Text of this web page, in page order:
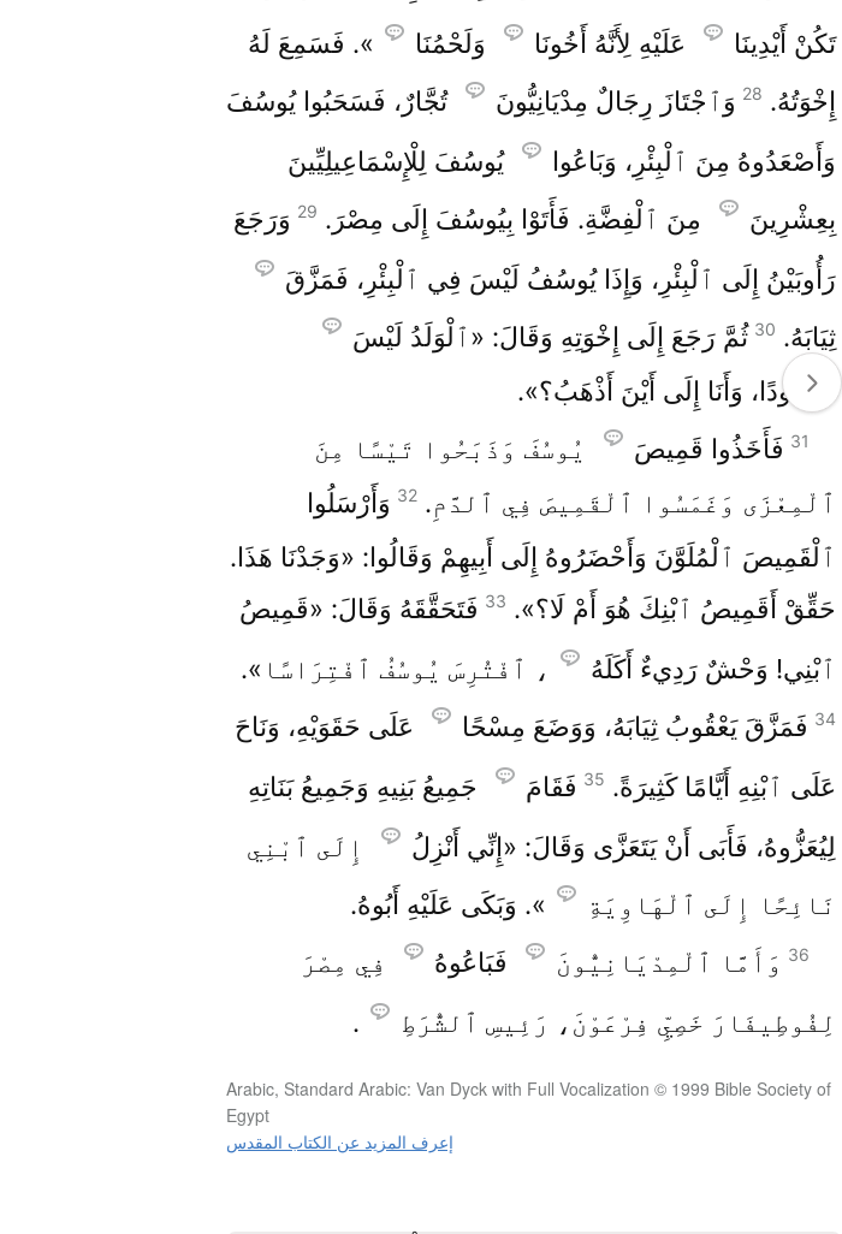
تَكُنْ أَيْدِينَا
عَلَيْهِ لِأَنَّهُ أَخُونَا وَلَحْمُنَا
». فَسَمِعَ لَهُ
إِخْوَتُهُ. 28 وَٱجْتَازَ رِجَالٌ مِدْيَانِيُّونَ
تُجَّارٌ، فَسَحَبُوا يُوسُفَ
وَأَصْعَدُوهُ مِنَ ٱلْبِئْرِ، وَبَاعُوا
يُوسُفَ لِلْإِسْمَاعِيلِيِّينَ
بِعِشْرِينَ
مِنَ ٱلْفِضَّةِ. فَأَتَوْا بِيُوسُفَ إِلَى مِصْرَ. 29 وَرَجَعَ
رَأُوبَيْنُ إِلَى ٱلْبِئْرِ، وَإِذَا يُوسُفُ لَيْسَ فِي ٱلْبِئْرِ، فَمَزَّقَ
ثِيَابَهُ. 30 ثُمَّ رَجَعَ إِلَى إِخْوَتِهِ وَقَالَ: «ٱلْوَلَدُ لَيْسَ
مَوْجُودًا، وَأَنَا إِلَى أَيْنَ أَذْهَبُ؟».
31 فَأَخَذُوا قَمِيصَ
يُوسُفَ وَذَبَحُوا تَيْسًا مِنَ
ٱلْمِعْزَى وَغَمَسُوا ٱلْقَمِيصَ فِي ٱلدَّمِ. 32 وَأَرْسَلُوا
ٱلْقَمِيصَ ٱلْمُلَوَّنَ وَأَحْضَرُوهُ إِلَى أَبِيهِمْ وَقَالُوا: «وَجَدْنَا هَذَا.
حَقِّقْ أَقَمِيصُ ٱبْنِكَ هُوَ أَمْ لَا؟». 33 فَتَحَقَّقَهُ وَقَالَ: «قَمِيصُ
ٱبْنِي! وَحْشٌ رَدِيءٌ أَكَلَهُ
، ٱفْتُرِسَ يُوسُفُ ٱفْتِرَاسًا».
34 فَمَزَّقَ يَعْقُوبُ ثِيَابَهُ، وَوَضَعَ مِسْحًا
عَلَى حَقَوَيْهِ، وَنَاحَ
عَلَى ٱبْنِهِ أَيَّامًا كَثِيرَةً. 35 فَقَامَ
جَمِيعُ بَنِيهِ وَجَمِيعُ بَنَاتِهِ
لِيُعَزُّوهُ، فَأَبَى أَنْ يَتَعَزَّى وَقَالَ: «إِنِّي أَنْزِلُ
إِلَى ٱبْنِي
نَائِحًا إِلَى ٱلْهَاوِيَةِ
». وَبَكَى عَلَيْهِ أَبُوهُ.
36 وَأَمَّا ٱلْمِدْيَانِيُّونَ فَبَاعُوهُ
فِي مِصْرَ
لِفُوطِيفَارَ خَصِيِّ فِرْعَوْنَ، رَئِيسِ ٱلشُّرَطِ
.
Arabic, Standard Arabic: Van Dyck with Full Vocalization © 1999 Bible Society of
Egypt
إعرف المزيد عن الكتاب المقدس